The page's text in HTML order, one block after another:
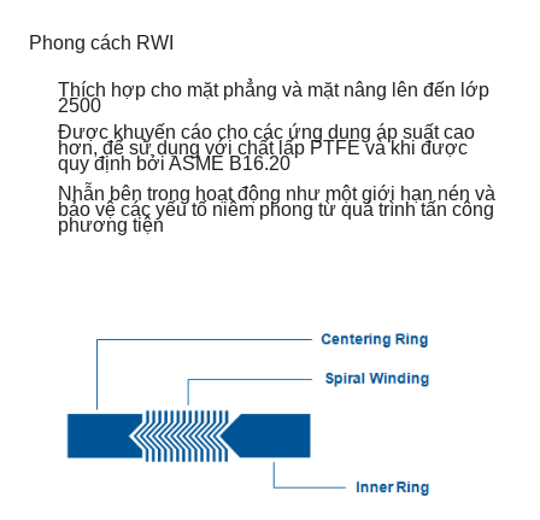
Phong cách RWI
Thích hợp cho mặt phẳng và mặt nâng lên đến lớp
2500
Được khuyến cáo cho các ứng dụng áp suất cao
hơn, để sử dụng với chất lấp PTFE và khi được
quy định bởi ASME B16.20
Nhẫn bên trong hoạt động như một giới hạn nén và
bảo vệ các yếu tố niêm phong từ quá trình tấn công
phương tiện